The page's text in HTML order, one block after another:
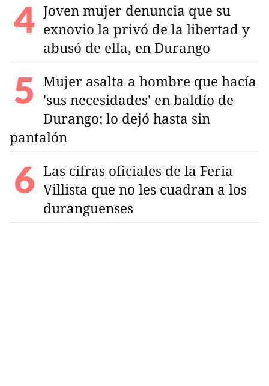
Joven mujer denuncia que su
exnovio la privó de la libertad y
abusó de ella, en Durango
Mujer asalta a hombre que hacía
'sus necesidades' en baldío de
Durango; lo dejó hasta sin
pantalón
Las cifras oficiales de la Feria
Villista que no les cuadran a los
duranguenses